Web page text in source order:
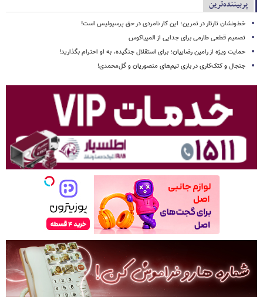
پربیننده‌ترین
خط‌ونشان تارتار در تمرین؛ این کار نامردی در حق پرسپولیس است!
تصمیم قطعی طارمی برای جدایی از المپیاکوس
حمایت ویژه از رامین رضاییان؛ برای استقلال جنگیده، به او احترام بگذارید!
جنجال و کتک‌کاری در بازی تیم‌های منصوریان و گل‌محمدی!